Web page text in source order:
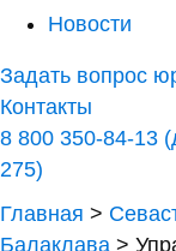
Новости
Задать вопрос
Контакты
8 800 350-84-13
275)
Главная >
Балаклава >